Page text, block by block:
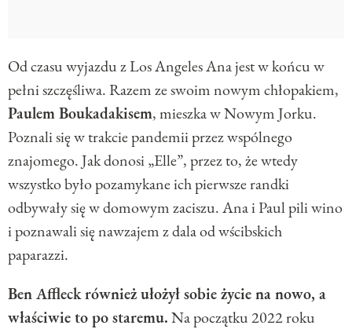
Od czasu wyjazdu z Los Angeles Ana jest w końcu w
pełni szczęśliwa. Razem ze swoim nowym chłopakiem,
Paulem Boukadakisem, mieszka w Nowym Jorku.
Poznali się w trakcie pandemii przez wspólnego
znajomego. Jak donosi „Elle”, przez to, że wtedy
wszystko było pozamykane ich pierwsze randki
odbywały się w domowym zaciszu. Ana i Paul pili wino
i poznawali się nawzajem z dala od wścibskich
paparazzi.
Ben Affleck również ułożył sobie życie na nowo, a
właściwie to po staremu.Na początku 2022 roku